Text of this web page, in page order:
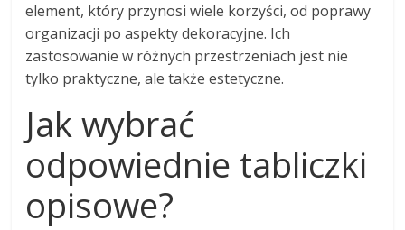
element, który przynosi wiele korzyści, od poprawy
organizacji po aspekty dekoracyjne. Ich
zastosowanie w różnych przestrzeniach jest nie
tylko praktyczne, ale także estetyczne.
Jak wybrać
odpowiednie tabliczki
opisowe?